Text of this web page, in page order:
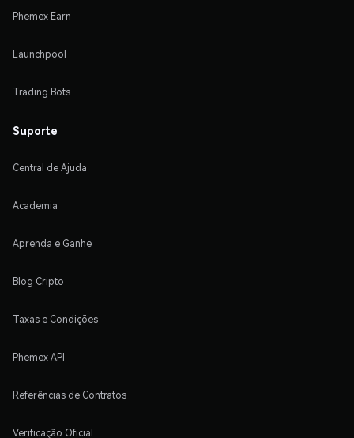
Phemex Earn
Launchpool
Trading Bots
Suporte
Central de Ajuda
Academia
Aprenda e Ganhe
Blog Cripto
Taxas e Condições
Phemex API
Referências de Contratos
Verificação Oficial